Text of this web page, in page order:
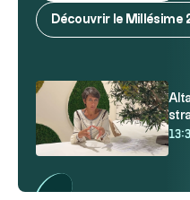
Découvrir le Millésime
réponses